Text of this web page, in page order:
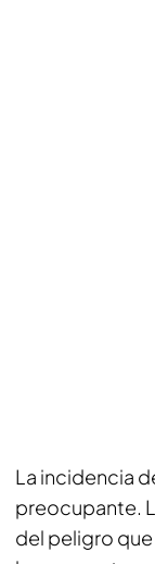
La incidencia
preocupante.
del peligro